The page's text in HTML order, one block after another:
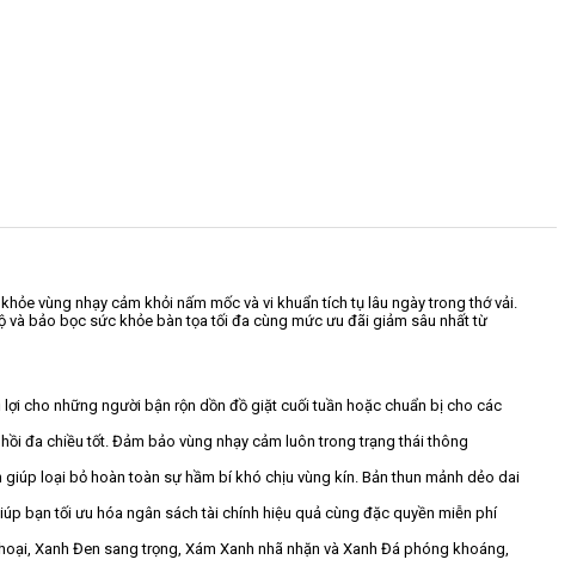
vùng nhạy cảm khỏi nấm mốc và vi khuẩn tích tụ lâu ngày trong thớ vải.
bảo bọc sức khỏe bàn tọa tối đa cùng mức ưu đãi giảm sâu nhất từ
cho những người bận rộn dồn đồ giặt cuối tuần hoặc chuẩn bị cho các
đa chiều tốt. Đảm bảo vùng nhạy cảm luôn trong trạng thái thông
loại bỏ hoàn toàn sự hầm bí khó chịu vùng kín. Bản thun mảnh dẻo dai
bạn tối ưu hóa ngân sách tài chính hiệu quả cùng đặc quyền miễn phí
Xanh Đen sang trọng, Xám Xanh nhã nhặn và Xanh Đá phóng khoáng,